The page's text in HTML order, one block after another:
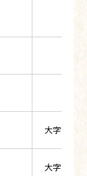
大字小野
大字夏井